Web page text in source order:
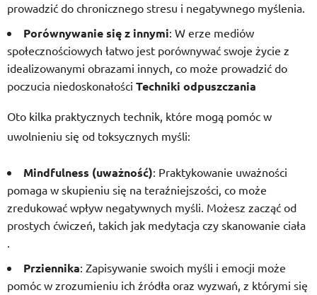
prowadzić do chronicznego stresu i negatywnego myślenia.
Porównywanie się z innymi: W erze mediów
społecznościowych łatwo jest porównywać swoje życie z
idealizowanymi obrazami innych, co może prowadzić do
poczucia niedoskonałości Techniki odpuszczania
Oto kilka praktycznych technik, które mogą pomóc w
uwolnieniu się od toksycznych myśli:
Mindfulness (uważność): Praktykowanie uważności
pomaga w skupieniu się na teraźniejszości, co może
zredukować wpływ negatywnych myśli. Możesz zacząć od
prostych ćwiczeń, takich jak medytacja czy skanowanie ciała
.
Prziennika: Zapisywanie swoich myśli i emocji może
pomóc w zrozumieniu ich źródła oraz wyzwań, z którymi się